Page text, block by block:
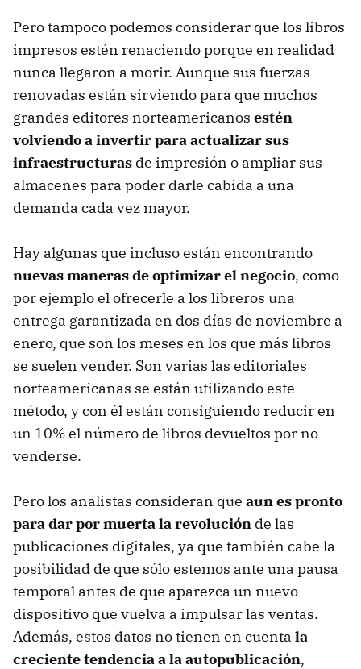
Pero tampoco podemos considerar que los libros
impresos estén renaciendo porque en realidad
nunca llegaron a morir. Aunque sus fuerzas
renovadas están sirviendo para que muchos
grandes editores norteamericanos estén
volviendo a invertir para actualizar sus
infraestructuras de impresión o ampliar sus
almacenes para poder darle cabida a una
demanda cada vez mayor.
Hay algunas que incluso están encontrando
nuevas maneras de optimizar el negocio, como
por ejemplo el ofrecerle a los libreros una
entrega garantizada en dos días de noviembre a
enero, que son los meses en los que más libros
se suelen vender. Son varias las editoriales
norteamericanas se están utilizando este
método, y con él están consiguiendo reducir en
un 10% el número de libros devueltos por no
venderse.
Pero los analistas consideran que aun es pronto
para dar por muerta la revolución de las
publicaciones digitales, ya que también cabe la
posibilidad de que sólo estemos ante una pausa
temporal antes de que aparezca un nuevo
dispositivo que vuelva a impulsar las ventas.
Además, estos datos no tienen en cuenta la
creciente tendencia a la autopublicación,